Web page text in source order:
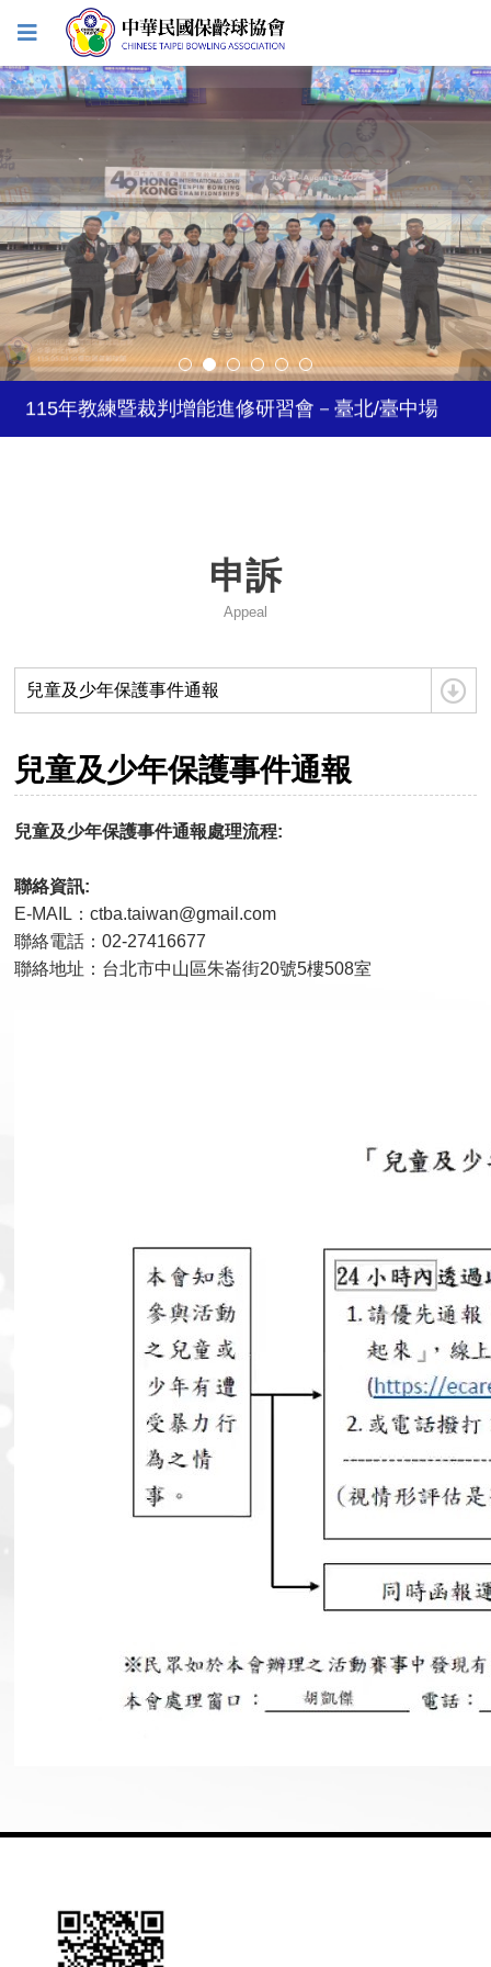
2027年日本關西世界壯年運動會
2026年風暴台灣飛碟盃
115年教練暨裁判增能進修研習會－臺北/臺中場
115 年度兒童及少年運動教練安全保障課程簡章
2026年IBF世界青年保齡球錦標賽國家代表隊選拔賽資訊
115年第14屆組織改選公告
2026年風暴台灣飛碟盃
申訴
Appeal
兒童及少年保護事件通報
兒童及少年保護事件通報
兒童及少年保護事件通報處理流程:​​​​​​​
聯絡資訊:
E-MAIL：ctba.taiwan@gmail.com
聯絡電話：02-27416677
聯絡地址：台北市中山區朱崙街20號5樓508室